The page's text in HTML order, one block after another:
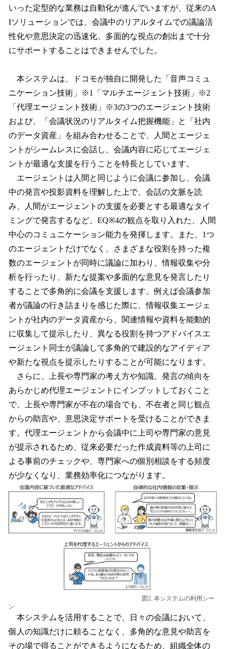
いった定型的な業務は自動化が進んでいますが、従来のA
Iソリューションでは、会議中のリアルタイムでの議論活
性化や意思決定の迅速化、多面的な視点の創出まで十分
にサポートすることはできませんでした。
本システムは、ドコモが独自に開発した「音声コミュ
ニケーション技術」※1「マルチエージェント技術」※2
「代理エージェント技術」※3の3つのエージェント技術
および、「会議状況のリアルタイム把握機能」と「社内
のデータ資産」を組み合わせることで、人間とエージェ
ントがシームレスに会話し、会議内容に応じてエージェ
ントが最適な支援を行うことを特長としています。
エージェントは人間と同じように会議に参加し、会議
中の発言や投影資料を理解した上で、会話の文脈を読
み、人間がエージェントの支援を必要とする最適なタイ
ミングで発言するなど、EQ※4の観点を取り入れた、人間
中心のコミュニケーション能力を発揮します。また、1つ
のエージェントだけでなく、さまざまな役割を持った複
数のエージェントが同時に議論に加わり、情報収集や分
析を行ったり、新たな提案や多面的な意見を発言したり
することで多角的に会議を支援します。例えば会議参加
者が議論の行き詰まりを感じた際に、情報収集エージェ
ントが社内のデータ資産から、関連情報や資料を能動的
に収集して提示したり、異なる役割を持つアドバイスエ
ージェント同士が議論して多角的で建設的なアイディア
や新たな視点を提示したりすることが可能になります。
さらに、上長や専門家の考え方や知識、発言の傾向を
あらかじめ代理エージェントにインプットしておくこと
で、上長や専門家が不在の場合でも、不在者と同じ観点
からの助言や、意思決定サポートを受けることができま
す。代理エージェントから会議中に上司や専門家の意見
が提示されるため、従来必要だった作成資料等の上司に
よる事前のチェックや、専門家への個別相談をする頻度
が少なくなり、業務効率化につながります。
図2. 本システムの利用シー
ン
本システムを活用することで、日々の会議において、
個人の知識だけに頼ることなく、多角的な意見や助言を
その場で得ることができるようになるため、組織全体の